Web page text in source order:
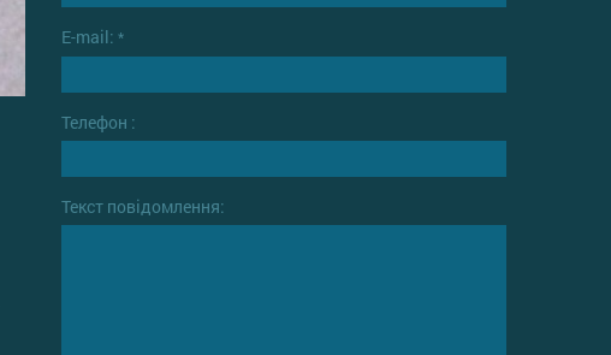
E-mail: *
Телефон :
Текст повідомлення: